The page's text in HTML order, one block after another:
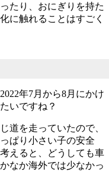
たり、おにぎりを持た
に触れることはすごく
年7月から8月にかけ
いですね？
道を走っていたので、
ぱり小さい子の安全
えると、どうしても車
なか海外では少なかっ